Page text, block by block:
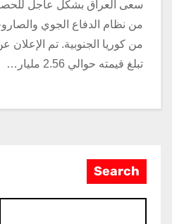
سعى العراق بشكل عاجل
من كوريا الجنوبية. تم الإعلان
تبلغ قيمته حوالي 2.56 مليار…
Search